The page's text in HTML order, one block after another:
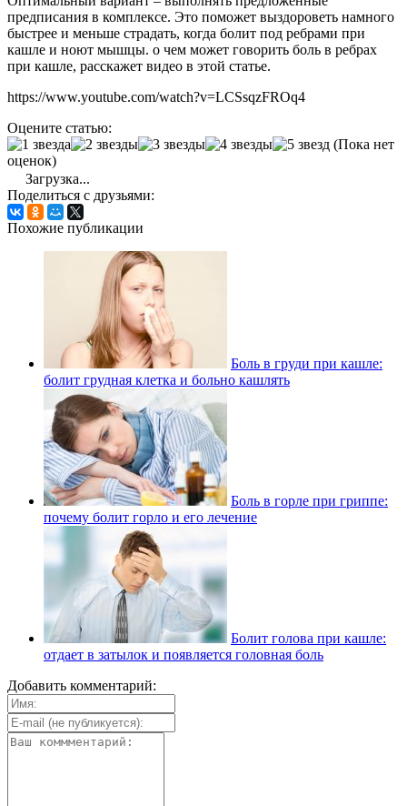
предписания в комплексе. Это поможет выздороветь намного
быстрее и меньше страдать, когда болит под ребрами при
кашле и ноют мышцы. о чем может говорить боль в ребрах
при кашле, расскажет видео в этой статье.
https://www.youtube.com/watch?v=LCSsqzFROq4
Оцените статью:
(Пока нет
оценок)
Загрузка...
Поделиться с друзьями:
Похожие публикации
Боль в груди при кашле:
болит грудная клетка и больно кашлять
Боль в горле при гриппе:
почему болит горло и его лечение
Болит голова при кашле:
отдает в затылок и появляется головная боль
Добавить комментарий: